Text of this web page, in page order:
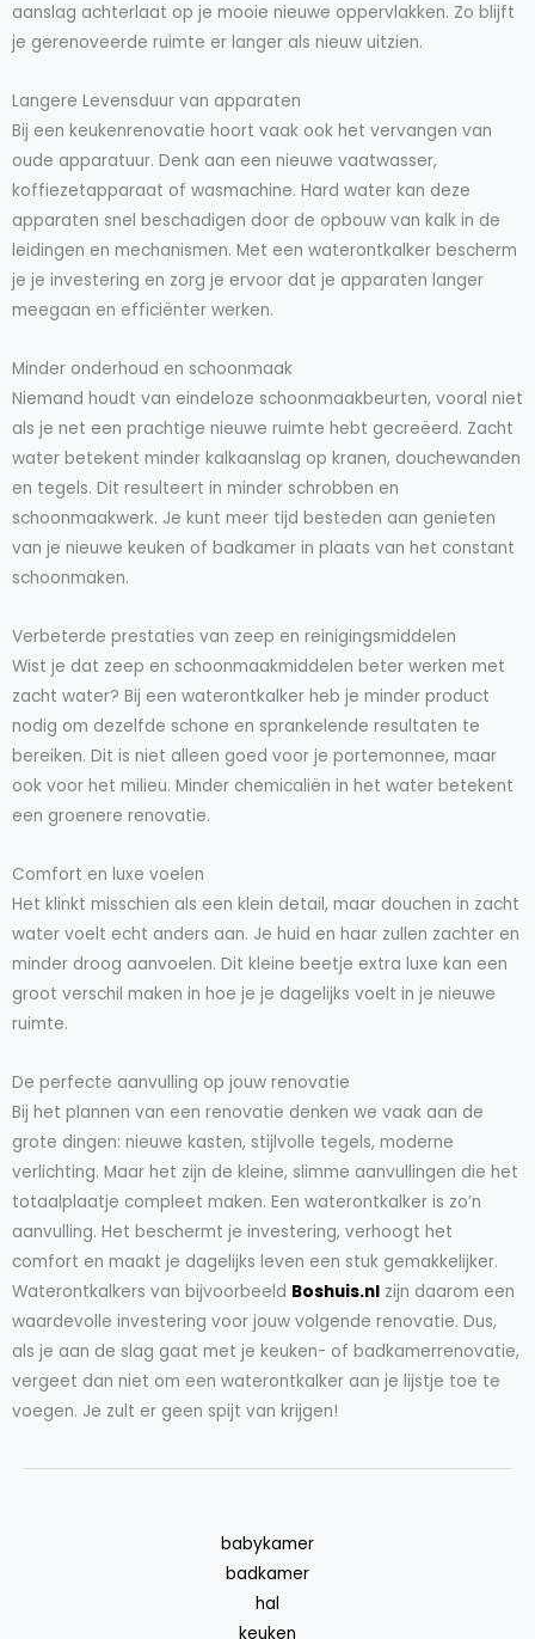
aanslag achterlaat op je mooie nieuwe oppervlakken. Zo blijft
je gerenoveerde ruimte er langer als nieuw uitzien.
Langere Levensduur van apparaten
Bij een keukenrenovatie hoort vaak ook het vervangen van
oude apparatuur. Denk aan een nieuwe vaatwasser,
koffiezetapparaat of wasmachine. Hard water kan deze
apparaten snel beschadigen door de opbouw van kalk in de
leidingen en mechanismen. Met een waterontkalker bescherm
je je investering en zorg je ervoor dat je apparaten langer
meegaan en efficiënter werken.
Minder onderhoud en schoonmaak
Niemand houdt van eindeloze schoonmaakbeurten, vooral niet
als je net een prachtige nieuwe ruimte hebt gecreëerd. Zacht
water betekent minder kalkaanslag op kranen, douchewanden
en tegels. Dit resulteert in minder schrobben en
schoonmaakwerk. Je kunt meer tijd besteden aan genieten
van je nieuwe keuken of badkamer in plaats van het constant
schoonmaken.
Verbeterde prestaties van zeep en reinigingsmiddelen
Wist je dat zeep en schoonmaakmiddelen beter werken met
zacht water? Bij een waterontkalker heb je minder product
nodig om dezelfde schone en sprankelende resultaten te
bereiken. Dit is niet alleen goed voor je portemonnee, maar
ook voor het milieu. Minder chemicaliën in het water betekent
een groenere renovatie.
Comfort en luxe voelen
Het klinkt misschien als een klein detail, maar douchen in zacht
water voelt echt anders aan. Je huid en haar zullen zachter en
minder droog aanvoelen. Dit kleine beetje extra luxe kan een
groot verschil maken in hoe je je dagelijks voelt in je nieuwe
ruimte.
De perfecte aanvulling op jouw renovatie
Bij het plannen van een renovatie denken we vaak aan de
grote dingen: nieuwe kasten, stijlvolle tegels, moderne
verlichting. Maar het zijn de kleine, slimme aanvullingen die het
totaalplaatje compleet maken. Een waterontkalker is zo’n
aanvulling. Het beschermt je investering, verhoogt het
comfort en maakt je dagelijks leven een stuk gemakkelijker.
Waterontkalkers van bijvoorbeeld Boshuis.nl zijn daarom een
waardevolle investering voor jouw volgende renovatie. Dus,
als je aan de slag gaat met je keuken- of badkamerrenovatie,
vergeet dan niet om een waterontkalker aan je lijstje toe te
voegen. Je zult er geen spijt van krijgen!
babykamer
badkamer
hal
keuken